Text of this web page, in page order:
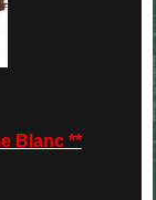
Blanc **